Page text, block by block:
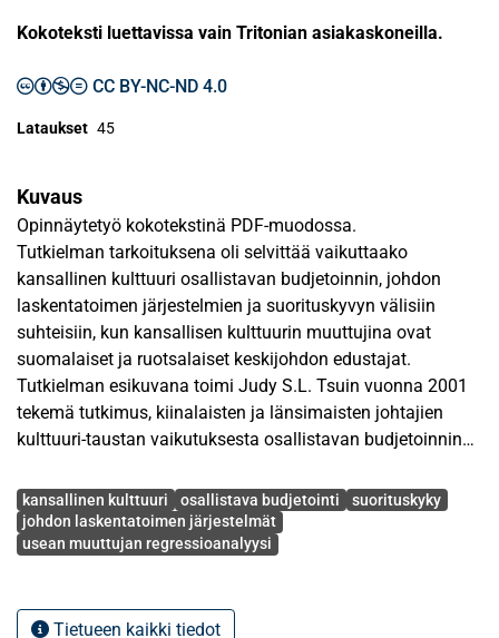
Kokoteksti luettavissa vain Tritonian asiakaskoneilla.
CC BY-NC-ND 4.0
Lataukset 45
Kuvaus
Opinnäytetyö kokotekstinä PDF-muodossa.
Tutkielman tarkoituksena oli selvittää vaikuttaako
kansallinen kulttuuri osallistavan budjetoinnin, johdon
laskentatoimen järjestelmien ja suorituskyvyn välisiin
suhteisiin, kun kansallisen kulttuurin muuttujina ovat
suomalaiset ja ruotsalaiset keskijohdon edustajat.
Tutkielman esikuvana toimi Judy S.L. Tsuin vuonna 2001
tekemä tutkimus, kiinalaisten ja länsimaisten johtajien
kulttuuri-taustan vaikutuksesta osallistavan budjetoinnin
saatavan informaation käytön ja johdon suorituskyvyn
välisiin suhteisiin. Tulokset osoittivat, että kulttuuritaustalla
oli merkitystä.
kyselytutkimuksella, jossa jokaista muuttujaa mitattiin
Avainsanat
kansallinen kulttuuri osallistava budjetointi
suorituskyky
johdon laskentatoimen järjestelmät
usean muuttujan regressioanalyysi
Tietueen kaikki tiedot